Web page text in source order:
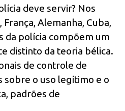
deve servir? Nos
França, Alemanha, Cuba,
da polícia compõem um
distinto da teoria bélica.
de controle de
sobre o uso legítimo e o
padrões de